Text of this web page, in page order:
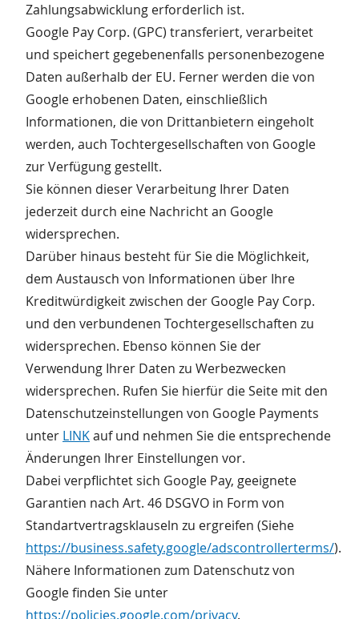
Zahlungsabwicklung erforderlich ist.
Google Pay Corp. (GPC) transferiert, verarbeitet
und speichert gegebenenfalls personenbezogene
Daten außerhalb der EU. Ferner werden die von
Google erhobenen Daten, einschließlich
Informationen, die von Drittanbietern eingeholt
werden, auch Tochtergesellschaften von Google
zur Verfügung gestellt.
Sie können dieser Verarbeitung Ihrer Daten
jederzeit durch eine Nachricht an Google
widersprechen.
Darüber hinaus besteht für Sie die Möglichkeit,
dem Austausch von Informationen über Ihre
Kreditwürdigkeit zwischen der Google Pay Corp.
und den verbundenen Tochtergesellschaften zu
widersprechen. Ebenso können Sie der
Verwendung Ihrer Daten zu Werbezwecken
widersprechen. Rufen Sie hierfür die Seite mit den
Datenschutzeinstellungen von Google Payments
unter LINKauf und nehmen Sie die entsprechende
Änderungen Ihrer Einstellungen vor.
Dabei verpflichtet sich Google Pay, geeignete
Garantien nach Art. 46 DSGVO in Form von
Standartvertragsklauseln zu ergreifen (Siehe
https://business.safety.google/adscontrollerterms/).
Nähere Informationen zum Datenschutz von
Google finden Sie unter
https://policies.google.com/privacy.